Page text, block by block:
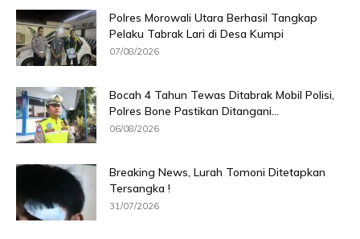
Polres Morowali Utara Berhasil Tangkap
Pelaku Tabrak Lari di Desa Kumpi
07/08/2026
Bocah 4 Tahun Tewas Ditabrak Mobil Polisi,
Polres Bone Pastikan Ditangani...
06/08/2026
Breaking News, Lurah Tomoni Ditetapkan
Tersangka !
31/07/2026